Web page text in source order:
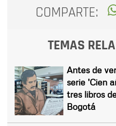
COMPARTE:
TEMAS
Antes de
serie 'Cien
tres libros
Bogotá